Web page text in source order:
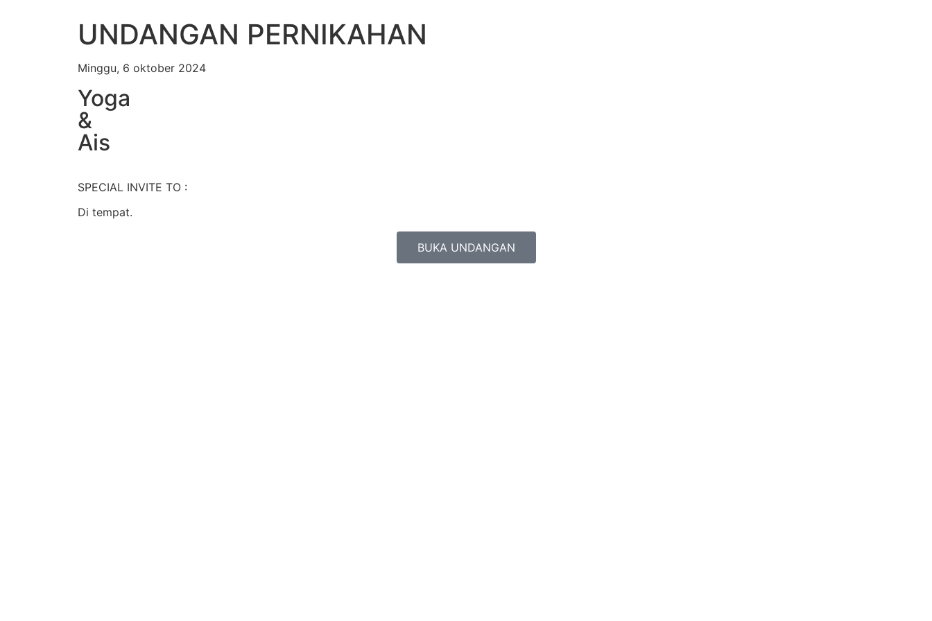
UNDANGAN PERNIKAHAN
Minggu, 6 oktober 2024
Yoga
&
Ais
SPECIAL INVITE TO :
Di tempat.
BUKA UNDANGAN